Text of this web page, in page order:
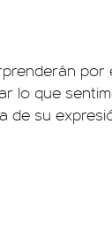
por
lo que
de su